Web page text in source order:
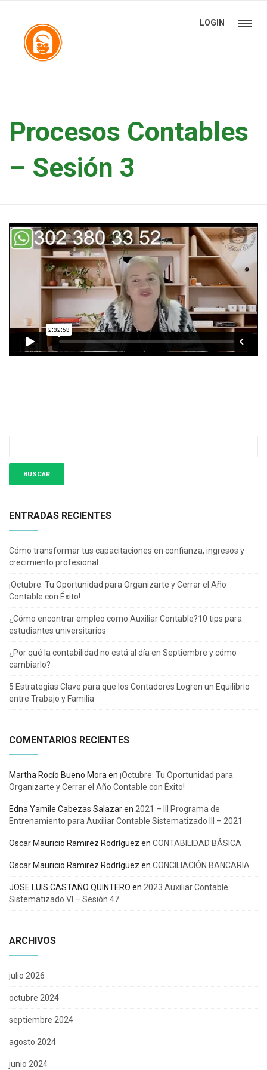
LOGIN
Procesos Contables
– Sesión 3
ENTRADAS RECIENTES
Cómo transformar tus capacitaciones en confianza, ingresos y
crecimiento profesional
¡Octubre: Tu Oportunidad para Organizarte y Cerrar el Año
Contable con Éxito!
¿Cómo encontrar empleo como Auxiliar Contable?10 tips para
estudiantes universitarios
¿Por qué la contabilidad no está al día en Septiembre y cómo
cambiarlo?
5 Estrategias Clave para que los Contadores Logren un Equilibrio
entre Trabajo y Familia
COMENTARIOS RECIENTES
Martha Rocío Bueno Mora en ¡Octubre: Tu Oportunidad para
Organizarte y Cerrar el Año Contable con Éxito!
Edna Yamile Cabezas Salazaren 2021 – III Programa de
Entrenamiento para Auxiliar Contable Sistematizado III – 2021
Oscar Mauricio Ramirez Rodríguez en CONTABILIDAD BÁSICA
Oscar Mauricio Ramirez Rodríguez en CONCILIACIÓN BANCARIA
JOSE LUIS CASTAÑO QUINTERO en 2023 Auxiliar Contable
Sistematizado VI – Sesión 47
ARCHIVOS
julio 2026
octubre 2024
septiembre 2024
agosto 2024
junio 2024